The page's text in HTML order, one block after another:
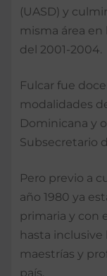
(UASD) y
misma área
del 2001-2004.
Fulcar fue
modalidades
Dominicana y
Subsecretario
Pero previo a
año 1980 ya
primaria y con
hasta inclusive
maestrías y
país.